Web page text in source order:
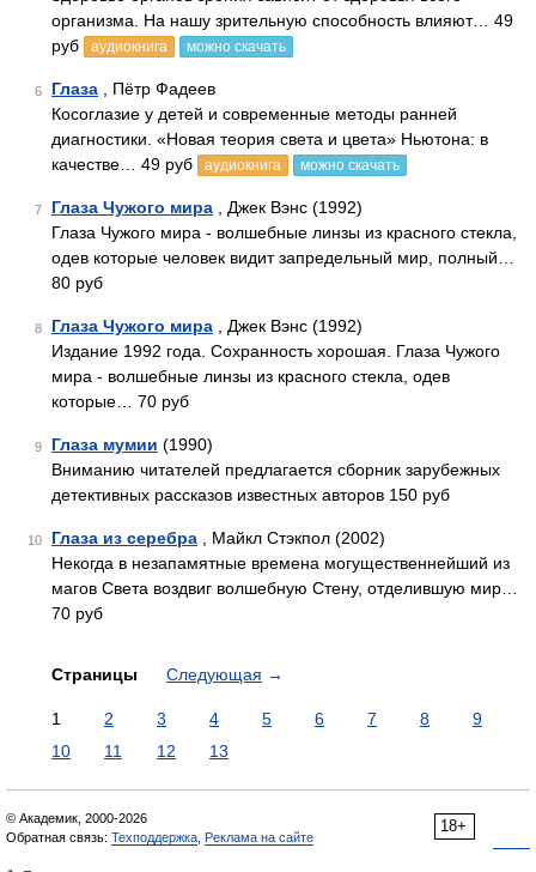
организма. На нашу зрительную способность влияют… 49
руб
аудиокнига можно скачать
6 Глаза , Пётр Фадеев
Косоглазие у детей и современные методы ранней
диагностики. «Новая теория света и цвета» Ньютона: в
качестве… 49 руб
аудиокнига можно скачать
7 Глаза Чужого мира , Джек Вэнс (1992)
Глаза Чужого мира - волшебные линзы из красного стекла,
одев которые человек видит запредельный мир, полный…
80 руб
8 Глаза Чужого мира , Джек Вэнс (1992)
Издание 1992 года. Сохранность хорошая. Глаза Чужого
мира - волшебные линзы из красного стекла, одев
которые… 70 руб
9 Глаза мумии (1990)
Вниманию читателей предлагается сборник зарубежных
детективных рассказов известных авторов 150 руб
10 Глаза из серебра , Майкл Стэкпол (2002)
Некогда в незапамятные времена могущественнейший из
магов Света воздвиг волшебную Стену, отделившую мир…
70 руб
Страницы Следующая →
1 2 3 4 5 6 7 8
9
10
11 12 13
18+
© Академик, 2000-2026
Обратная связь: Техподдержка Реклама на сайте